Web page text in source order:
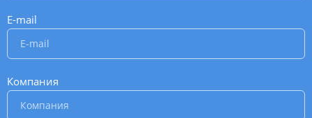
E-mail
Компания